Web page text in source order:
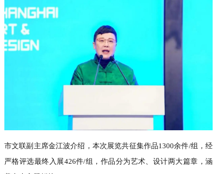
市文联副主席金江波介绍，本次展览共征集作品1300余件/组，经
严格评选最终入展426件/组，作品分为艺术、设计两大篇章，涵